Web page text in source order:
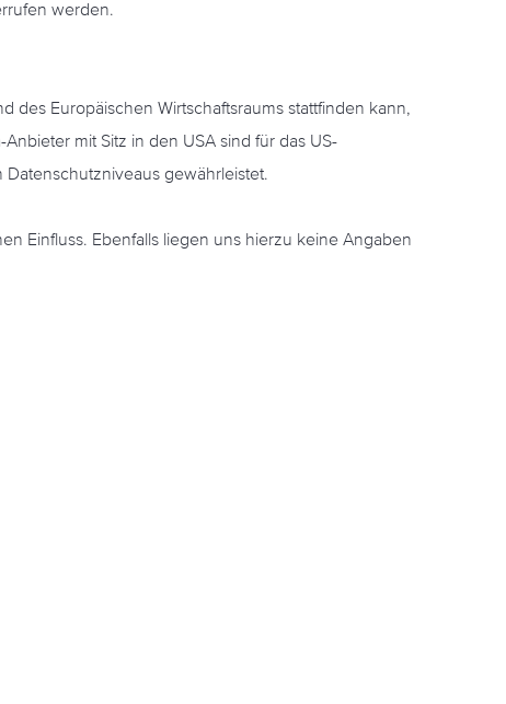
werden.
des Europäischen Wirtschaftsraums stattfinden kann,
mit Sitz in den USA sind für das US-
gewährleistet.
Einfluss. Ebenfalls liegen uns hierzu keine Angaben